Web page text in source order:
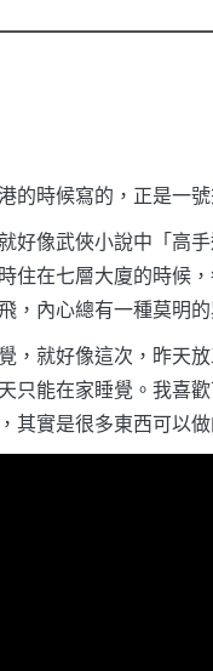
的時候寫的，正是一
好像武俠小說中「高
住在七層大廈的時候
，內心總有一種莫明的
，就好像這次，昨天
只能在家睡覺。我喜
其實是很多東西可以做